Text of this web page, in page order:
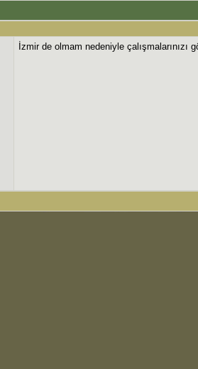
İzmir de olmam nedeniyle